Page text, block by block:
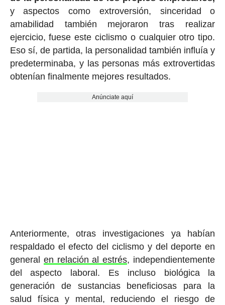
y aspectos como extroversión, sinceridad o
amabilidad también mejoraron tras realizar
ejercicio, fuese este ciclismo o cualquier otro tipo.
Eso sí, de partida, la personalidad también influía y
predeterminaba, y las personas más extrovertidas
obtenían finalmente mejores resultados.
Anúnciate aquí
Anteriormente, otras investigaciones ya habían
respaldado el efecto del ciclismo y del deporte en
general en relación al estrés, independientemente
del aspecto laboral. Es incluso biológica la
generación de sustancias beneficiosas para la
salud física y mental, reduciendo el riesgo de